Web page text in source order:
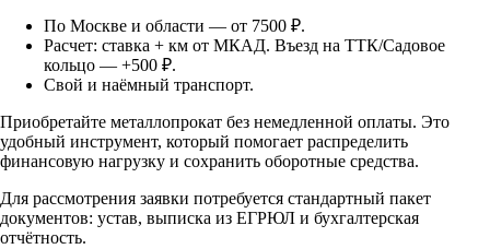
По Москве и области — от 7500 ₽.
Расчет: ставка + км от МКАД. Въезд на ТТК/Садовое
кольцо — +500 ₽.
Свой и наёмный транспорт.
Приобретайте металлопрокат без немедленной оплаты. Это
удобный инструмент, который помогает распределить
финансовую нагрузку и сохранить оборотные средства.
Для рассмотрения заявки потребуется стандартный пакет
документов: устав, выписка из ЕГРЮЛ и бухгалтерская
отчётность.